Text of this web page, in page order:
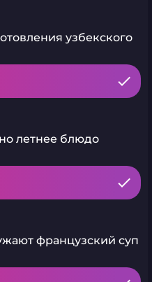
узбекского
летнее блюдо
французский суп